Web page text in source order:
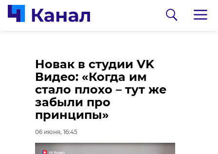
Новак в студии VK
Видео: «Когда им
стало плохо – тут же
забыли про
принципы»
06 июня, 16:45
Видео 47channel
Сергей Перминов: "К
нам не подъедешь на
кривых санкциях,
позицию России
игнорировать
невозможно"
07 июня, 10:14